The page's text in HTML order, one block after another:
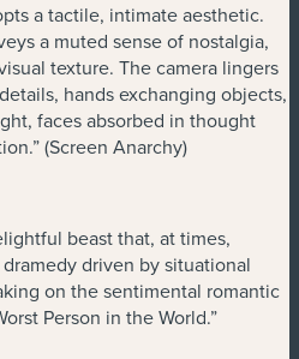
a tactile, intimate aesthetic.
a muted sense of nostalgia,
texture. The camera lingers
hands exchanging objects,
faces absorbed in thought
(Screen Anarchy)
beast that, at times,
driven by situational
on the sentimental romantic
Person in the World.”